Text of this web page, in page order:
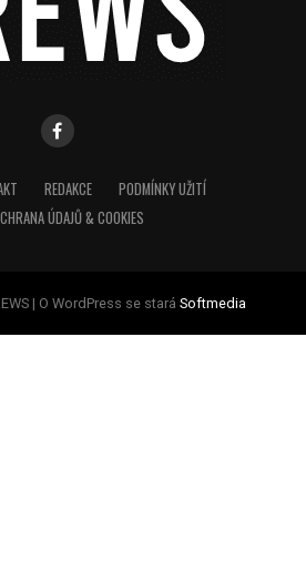
REDAKCE
PODMÍNKY UŽITÍ
ÚDAJŮ & COOKIES
| O WordPress se stará Softmedia